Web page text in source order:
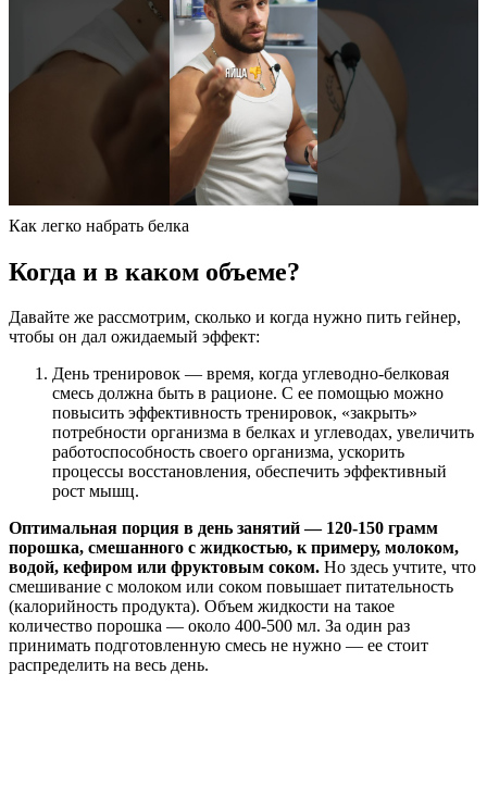
Как легко набрать белка
Когда и в каком объеме?
Давайте же рассмотрим, сколько и когда нужно пить гейнер,
чтобы он дал ожидаемый эффект:
День тренировок — время, когда углеводно-белковая
смесь должна быть в рационе. С ее помощью можно
повысить эффективность тренировок, «закрыть»
потребности организма в белках и углеводах, увеличить
работоспособность своего организма, ускорить
процессы восстановления, обеспечить эффективный
рост мышц.
Оптимальная порция в день занятий — 120-150 грамм
порошка, смешанного с жидкостью, к примеру, молоком,
водой, кефиром или фруктовым соком. Но здесь учтите, что
смешивание с молоком или соком повышает питательность
(калорийность продукта). Объем жидкости на такое
количество порошка — около 400-500 мл. За один раз
принимать подготовленную смесь не нужно — ее стоит
распределить на весь день.